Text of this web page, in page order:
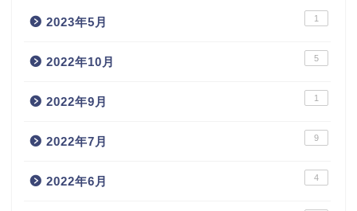
2023年5月 1
2022年10月 5
2022年9月 1
2022年7月 9
2022年6月 4